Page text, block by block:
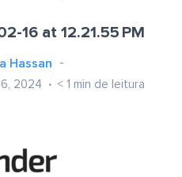
16 at 12.21.55 PM
Hassan
2024 < 1 min de leitura